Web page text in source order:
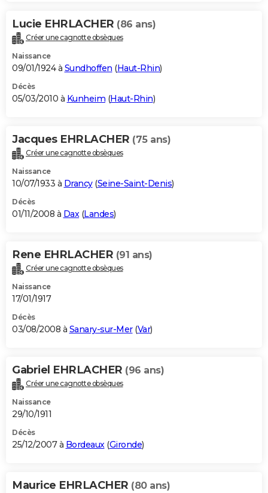
Lucie EHRLACHER (86 ans)
Créer une cagnotte obsèques
Naissance
09/01/1924 à Sundhoffen (Haut-Rhin)
Décès
05/03/2010 à Kunheim (Haut-Rhin)
Jacques EHRLACHER (75 ans)
Créer une cagnotte obsèques
Naissance
10/07/1933 à Drancy(Seine-Saint-Denis)
Décès
01/11/2008 à Dax(Landes)
Rene EHRLACHER (91 ans)
Créer une cagnotte obsèques
Naissance
17/01/1917
Décès
03/08/2008 à Sanary-sur-Mer(Var)
Gabriel EHRLACHER (96 ans)
Créer une cagnotte obsèques
Naissance
29/10/1911
Décès
25/12/2007 à Bordeaux(Gironde)
Maurice EHRLACHER (80 ans)